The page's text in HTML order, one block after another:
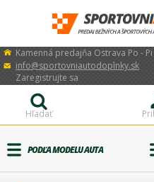
Kamenná predajňa Ostrava Po -
info@sportovniautodoplnky.sk
Zaregistrujte sa
Hľadať
PODĽA MODELU AUTA